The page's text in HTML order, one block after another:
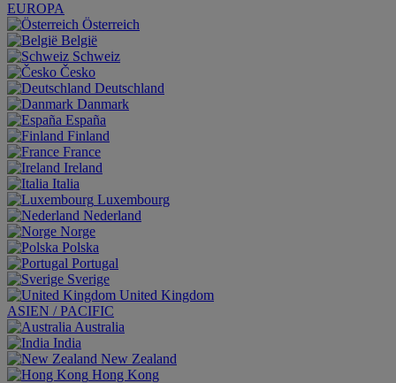
EUROPA
Österreich
België
Schweiz
Česko
Deutschland
Danmark
España
Finland
France
Ireland
Italia
Luxembourg
Nederland
Norge
Polska
Portugal
Sverige
United Kingdom
ASIEN / PACIFIC
Australia
India
New Zealand
Hong Kong